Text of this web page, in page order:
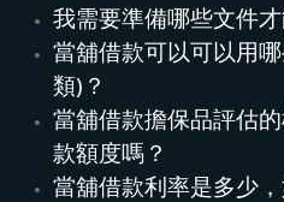
我需要準備哪些文件
當舖借款可以可以用
類)？
當舖借款擔保品評估
款額度嗎？
當舖借款利率是多少